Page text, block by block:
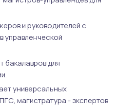
и руководителей с
управленческой
бакалавров для
универсальных
магистратура - экспертов